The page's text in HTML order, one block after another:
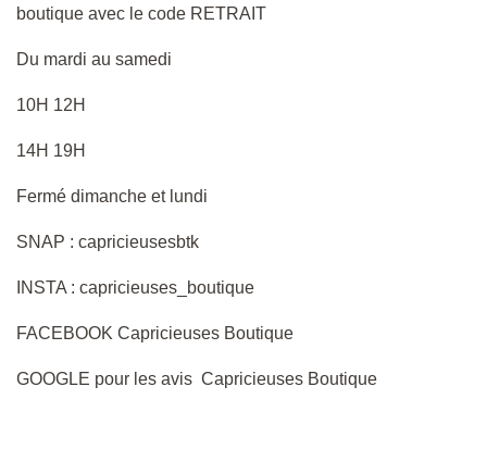
boutique avec le code RETRAIT
Du mardi au samedi
10H 12H
14H 19H
Fermé dimanche et lundi
SNAP : capricieusesbtk
INSTA : capricieuses_boutique
FACEBOOK Capricieuses Boutique
GOOGLE pour les avis Capricieuses Boutique